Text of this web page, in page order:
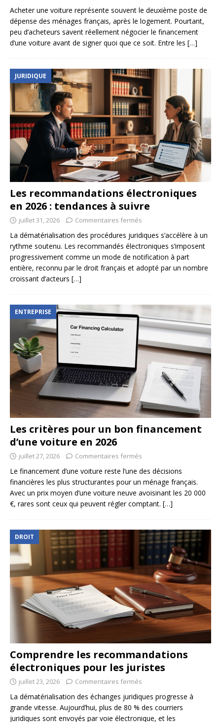
Acheter une voiture représente souvent le deuxième poste de
dépense des ménages français, après le logement. Pourtant,
peu d’acheteurs savent réellement négocier le financement
d’une voiture avant de signer quoi que ce soit. Entre les […]
JURIDIQUE
Les recommandations électroniques
en 2026 : tendances à suivre
juillet 31, 2026 Commentaires fermés
La dématérialisation des procédures juridiques s’accélère à un
rythme soutenu. Les recommandés électroniques s’imposent
progressivement comme un mode de notification à part
entière, reconnu par le droit français et adopté par un nombre
croissant d’acteurs […]
ENTREPRISE
Les critères pour un bon financement
d’une voiture en 2026
juillet 27, 2026 Commentaires fermés
Le financement d’une voiture reste l’une des décisions
financières les plus structurantes pour un ménage français.
Avec un prix moyen d’une voiture neuve avoisinant les 20 000
€, rares sont ceux qui peuvent régler comptant. […]
DROIT
Comprendre les recommandations
électroniques pour les juristes
juillet 23, 2026 Commentaires fermés
La dématérialisation des échanges juridiques progresse à
grande vitesse. Aujourd’hui, plus de 80 % des courriers
juridiques sont envoyés par voie électronique, et les